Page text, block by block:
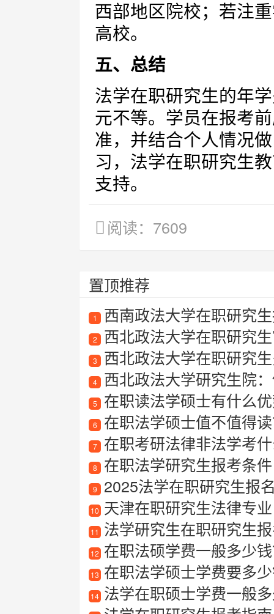
西部地区院校；若注
高校。
五、总结
法学在职研究生的年
元不等。学员在报考
准，并结合个人情况
习，法学在职研究生
支持。
阅读：7609
置顶推荐
1 西南政法大学在职研究
2 西北政法大学在职研究
3 西北政法大学在职研究
4 西北政法大学研究生院
5 在职读法学硕士有什么
6 在职法学硕士值不值得
7 在职考研法律非法学考
8 在职法学研究生报考条件
9 2025法学在职研究生报
10 天津在职研究生法律专业
11 法学研究生在职研究生
12 在职法硕学费一般多少
13 在职法学硕士学费要多
14 法学在职硕士学费一般